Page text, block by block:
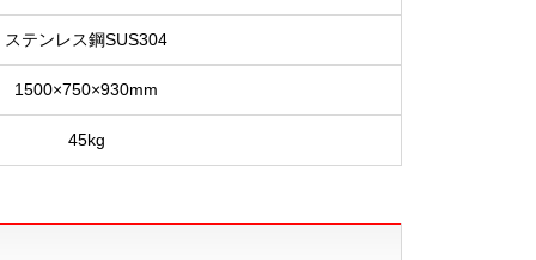
ステンレス鋼SUS304
1500×750×930mm
45kg